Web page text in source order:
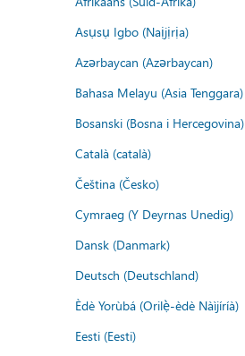
Asụsụ Igbo (Naịjịrịa)
Azərbaycan (Azərbaycan)
Bahasa Melayu (Asia Tenggara)
Bosanski (Bosna i Hercegovina)
Català (català)
Čeština (Česko)
Cymraeg (Y Deyrnas Unedig)
Dansk (Danmark)
Deutsch (Deutschland)
Èdè Yorùbá (Orilẹ̀-èdè Nàìjíríà)
Eesti (Eesti)